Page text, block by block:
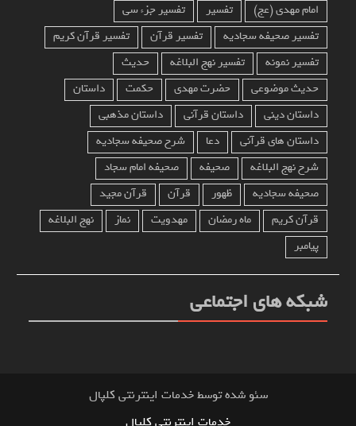
امام مهدی (عج)
تفسیر
تفسیر جزء سی
تفسیر صحیفه سجادیه
تفسیر قرآن
تفسیر قرآن کریم
تفسیر نمونه
تفسیر نهج البلاغه
حدیث
حدیث موضوعی
حضرت مهدی حکمت
داستان
داستان دینی
داستان قرآنی
داستان مذهبی
داستان های قرآنی
دعا
شرح صحیفه سجادیه
شرح نهج البلاغه
صحیفه
صحیفه امام سجاد
صحیفه سجادیه
ظهور قرآن
قرآن مجید
قرآن کریم
ماه رمضان مهدویت نماز
نهج البلاغه
پیامبر
شبکه های اجتماعی
سئو شده توسط خدمات اینترنتی کلپال